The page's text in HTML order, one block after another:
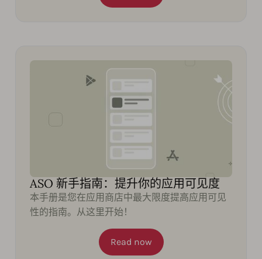
ASO 新手指南：提升你的应用可见度
本手册是您在应用商店中最大限度提高应用可见
性的指南。从这里开始！
Read now